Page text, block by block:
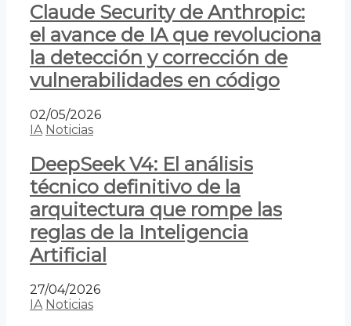
Claude Security de Anthropic:
el avance de IA que revoluciona
la detección y corrección de
vulnerabilidades en código
02/05/2026
IA Noticias
DeepSeek V4: El análisis
técnico definitivo de la
arquitectura que rompe las
reglas de la Inteligencia
Artificial
27/04/2026
IA Noticias